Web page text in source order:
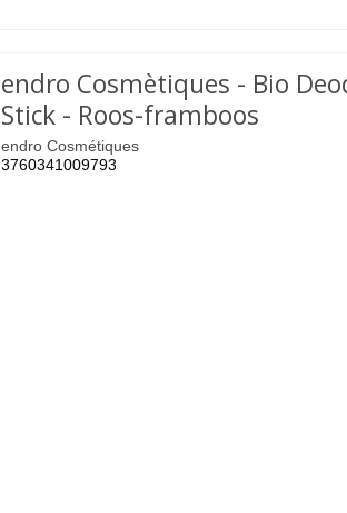
endro Cosmètiques - Bio
Stick - Roos-framboos
endro Cosmétiques
3760341009793